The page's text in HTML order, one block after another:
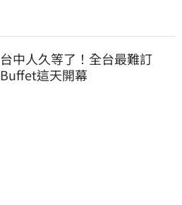
台中人久等了！全台最難訂
Buffet這天開幕